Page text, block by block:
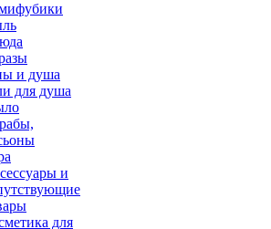
и душа
для душа
и
для